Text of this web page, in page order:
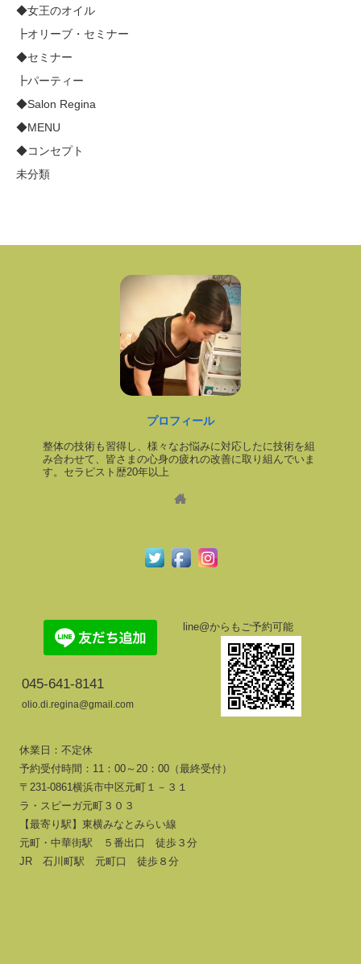
◆女王のオイル
┣オリーブ・セミナー
◆セミナー
┣パーティー
◆Salon Regina
◆MENU
◆コンセプト
未分類
プロフィール
整体の技術も習得し、様々なお悩みに対応したに技術を組
み合わせて、皆さまの心身の疲れの改善に取り組んでいま
す。セラピスト歴20年以上
045-641-8141
olio.di.regina@gmail.com
line@からもご予約可能
休業日：不定休
予約受付時間：11：00～20：00（最終受付）
〒231-0861横浜市中区元町１－３１
ラ・スピーガ元町３０３
【最寄り駅】東横みなとみらい線
元町・中華街駅 ５番出口 徒歩３分
JR 石川町駅 元町口 徒歩８分